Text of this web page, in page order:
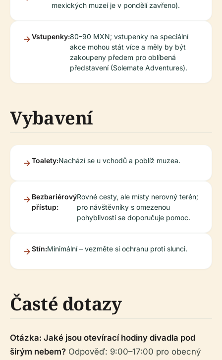
mexických muzeí je v pondělí zavřeno).
Vstupenky:80–90 MXN; vstupenky na speciální
akce mohou stát více a měly by být
zakoupeny předem pro oblíbená
představení (Solemate Adventures).
Vybavení
Toalety:Nachází se u vchodů a poblíž muzea.
Bezbariérový
přístup:
Rovné cesty, ale místy nerovný terén;
pro návštěvníky s omezenou
pohyblivostí se doporučuje pomoc.
Stín:Minimální – vezměte si ochranu proti slunci.
Časté dotazy
Otázka: Jaké jsou otevírací hodiny divadla pod
širým nebem? Odpověď: 9:00–17:00 pro obecný